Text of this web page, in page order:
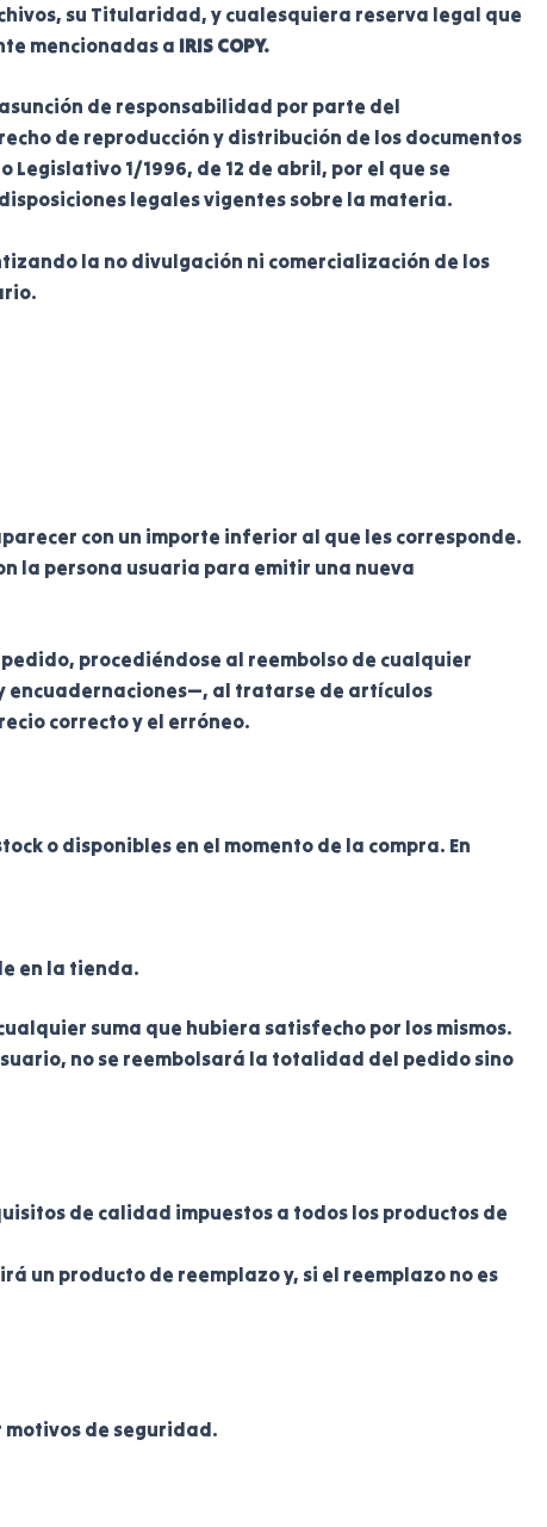
su Titularidad, y cualesquiera reserva legal que
mencionadas a IRIS COPY.
de responsabilidad por parte del
de reproducción y distribución de los documentos
1/1996, de 12 de abril, por el que se
legales vigentes sobre la materia.
la no divulgación ni comercialización de los
con un importe inferior al que les corresponde.
la persona usuaria para emitir una nueva
procediéndose al reembolso de cualquier
encuadernaciones—, al tratarse de artículos
correcto y el erróneo.
o disponibles en el momento de la compra. En
en la tienda.
suma que hubiera satisfecho por los mismos.
no se reembolsará la totalidad del pedido sino
de calidad impuestos a todos los productos de
un producto de reemplazo y, si el reemplazo no es
de seguridad.